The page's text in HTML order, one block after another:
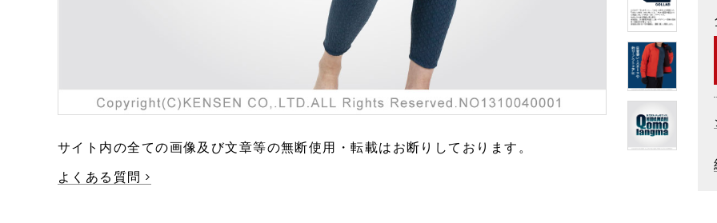
サイト内の全ての画像及び文章等の無断使用・転載はお断りしております。
よくある質問